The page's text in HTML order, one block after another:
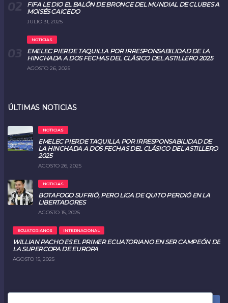
FIFA LE DIO EL BALÓN DE BRONCE DEL MUNDIAL DE CLUBES A
MOISÉS CAICEDO
JULIO 31, 2025
NOTICIAS
EMELEC PIERDE TAQUILLA POR IRRESPONSABILIDAD DE LA
HINCHADA A DOS FECHAS DEL CLÁSICO DEL ASTILLERO 2025
AGOSTO 26, 2025
ÚLTIMAS NOTICIAS
NOTICIAS
EMELEC PIERDE TAQUILLA POR IRRESPONSABILIDAD DE
LA HINCHADA A DOS FECHAS DEL CLÁSICO DEL ASTILLERO
2025
AGOSTO 26, 2025
NOTICIAS
BOTAFOGO SUFRIÓ, PERO LIGA DE QUITO PERDIÓ EN LA
LIBERTADORES
AGOSTO 15, 2025
ECUATORIANOS INTERNACIONAL
WILLIAN PACHO ES EL PRIMER ECUATORIANO EN SER CAMPEÓN DE
LA SUPERCOPA DE EUROPA
AGOSTO 15, 2025